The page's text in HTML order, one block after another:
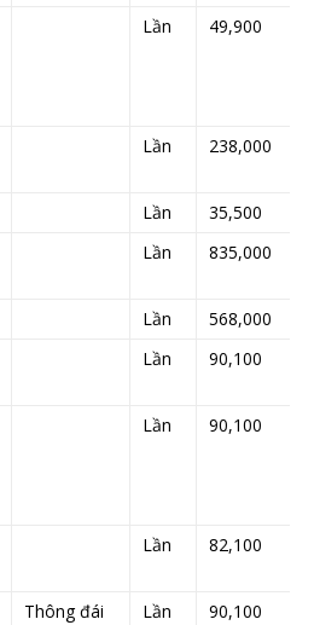
Lần 49,900
Lần 238,000
Lần
35,500
Lần 835,000
Lần
568,000
Lần 90,100
Lần 90,100
Lần 82,100
Thông đái Lần 90,100